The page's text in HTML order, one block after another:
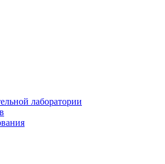
лаборатории